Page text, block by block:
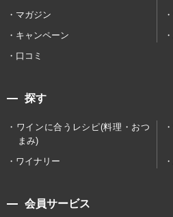
マガジン
キャンペーン
口コミ
探す
ワインに合うレシピ(料理・おつ
まみ)
ワイナリー
会員サービス